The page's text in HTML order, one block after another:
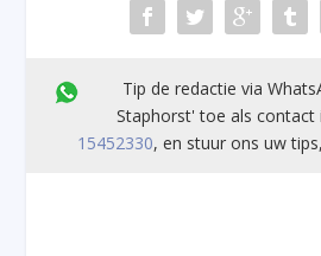
Tip de redactie via
Staphorst' toe als
15452330, en stuur ons uw